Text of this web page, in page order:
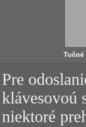
Tučné
Pre
klávesovoú
niektoré